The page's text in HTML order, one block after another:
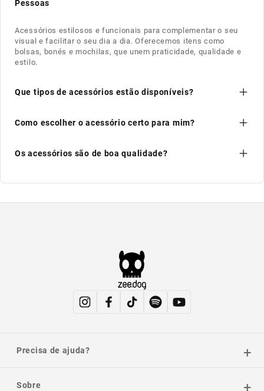
Pessoas
Acessórios estilosos e funcionais para complementar o seu
visual e facilitar o seu dia a dia. Oferecemos itens como
bolsas, bonés e mochilas, que unem praticidade, qualidade e
estilo.
Que tipos de acessórios estão disponíveis?
Oferecemos uma variedade de acessórios, incluindo
bolsas, mochilas, bonés, cintos e outros itens que
a dia.
Como escolher o acessório certo para mim?
A escolha do acessório ideal depende do seu estilo e
necessidades. Se você busca praticidade, mochilas e
perfeitos para adicionar um toque de estilo ao seu visual.
Os acessórios são de boa qualidade?
Sim, todos os acessórios daZee.Dogsão feitos com
conforto, além de um design moderno e elegante.
Precisa de ajuda?
Sobre